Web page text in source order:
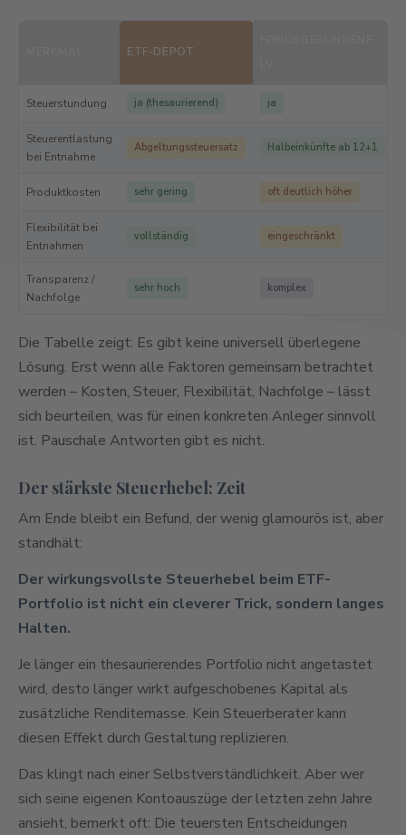
ETF-DEPOT
Steuerstundung ja (thesaurierend) ja
Steuerentlastung
bei Entnahme
Abgeltungssteuersatz Halbeinkünfte ab 12+1
Produktkosten sehr gering oft deutlich höher
Flexibilität bei
Entnahmen
vollständig eingeschränkt
Transparenz /
Nachfolge
sehr hoch komplex
Die Tabelle zeigt: Es gibt keine universell überlegene
Lösung. Erst wenn alle Faktoren gemeinsam betrachtet
werden – Kosten, Steuer, Flexibilität, Nachfolge – lässt
sich beurteilen, was für einen konkreten Anleger sinnvoll
ist. Pauschale Antworten gibt es nicht.
Der stärkste Steuerhebel: Zeit
Am Ende bleibt ein Befund, der wenig glamourös ist, aber
standhält:
Der wirkungsvollste Steuerhebel beim ETF-
Portfolio ist nicht ein cleverer Trick, sondern langes
Halten.
Je länger ein thesaurierendes Portfolio nicht angetastet
wird, desto länger wirkt aufgeschobenes Kapital als
zusätzliche Renditemasse. Kein Steuerberater kann
diesen Effekt durch Gestaltung replizieren.
Das klingt nach einer Selbstverständlichkeit. Aber wer
sich seine eigenen Kontoauszüge der letzten zehn Jahre
ansieht, bemerkt oft: Die teuersten Entscheidungen